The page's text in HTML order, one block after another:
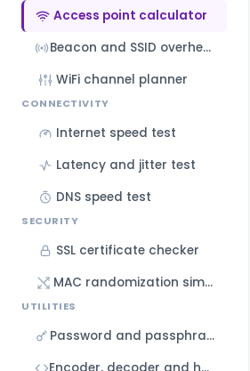
Access point calculator
Beacon and SSID overhead calculator
WiFi channel planner
CONNECTIVITY
Internet speed test
Latency and jitter test
DNS speed test
SECURITY
SSL certificate checker
MAC randomization simulator
UTILITIES
Password and passphrase generator